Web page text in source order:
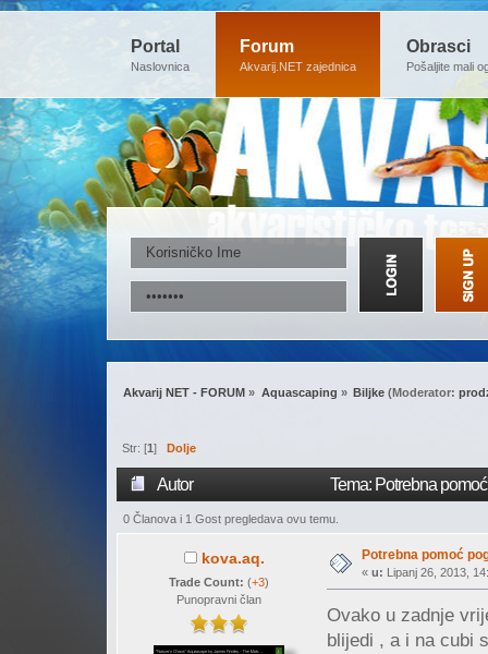
Portal
Naslovnica
Forum
Akvarij.NET zajednica
Obrasci
Pošaljite mali
Akvarij NET - FORUM » Aquascaping » Biljke (Moderator:
Str: [1] Dolje
Autor Tema: Potrebna
0 Članova i 1 Gost pregledava ovu temu.
kova.aq.
Trade Count: (+3)
Punopravni član
Potrebna pomoć
« u: Lipanj 26, 2013,
Ovako u zadnje
blijedi , a i na cubi